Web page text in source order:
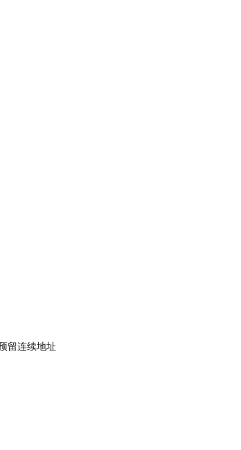
留连续地址